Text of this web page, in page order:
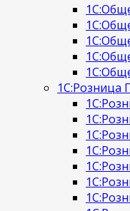
1С:Розница